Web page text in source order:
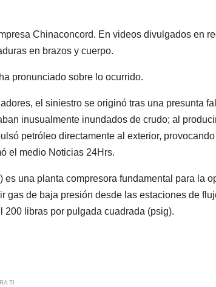
Chinaconcord. En videos divulgados en
en brazos y cuerpo.
pronunciado sobre lo ocurrido.
el siniestro se originó tras una presunta
inusualmente inundados de crudo; al
petróleo directamente al exterior,
el medio Noticias 24Hrs.
es una planta compresora fundamental para la
gas de baja presión desde las estaciones de
200 libras por pulgada cuadrada (psig).
TI